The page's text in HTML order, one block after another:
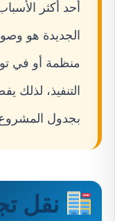
أحد أكثر
الجديدة هو
منظمة أو في
التنفيذ،
بجدول المشروع
نقل